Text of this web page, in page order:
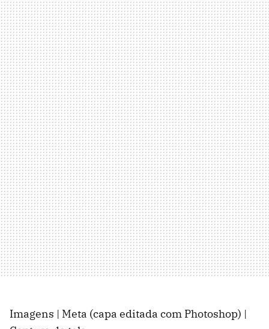
Imagens | Meta (capa editada com Photoshop) |